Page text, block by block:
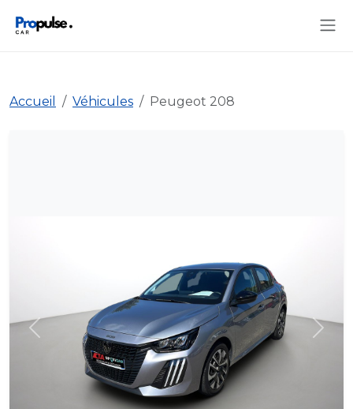
Accueil Véhicules Peugeot 208
Précédent